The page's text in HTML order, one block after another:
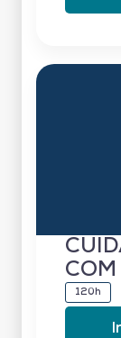
120h